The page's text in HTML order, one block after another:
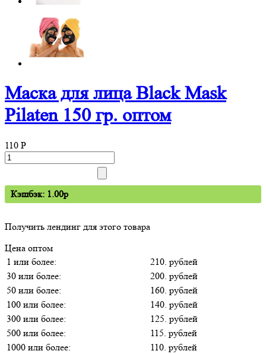
Маска для лица Black Mask
Pilaten 150 гр. оптом
110 P
Кэшбэк: 1.00p
Получить лендинг для этого товара
Цена оптом
1 или более:
210. рублей
30 или более:
200. рублей
50 или более:
160. рублей
100 или более:
140. рублей
300 или более:
125. рублей
500 или более:
115. рублей
1000 или более:
110. рублей